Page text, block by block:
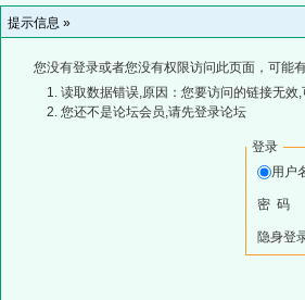
提示信息 »
您没有登录或者您没有权限访问此页面，可能
读取数据错误,原因：您要访问的链接无效
您还不是论坛会员,请先登录论坛
登录
用户
密 码
隐身登